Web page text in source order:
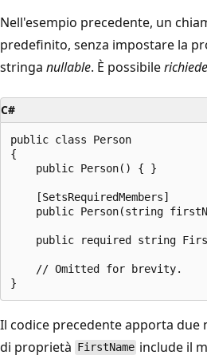
Nell'esempio precedente, un
predefinito, senza impostare la
stringa nullable. È possibile
C#
public class Person
{
    public Person() { }
    [SetsRequiredMembers]
public Person(string
public required string
    // Omitted for brevity.
Il codice precedente apporta due
di proprietà FirstName include il